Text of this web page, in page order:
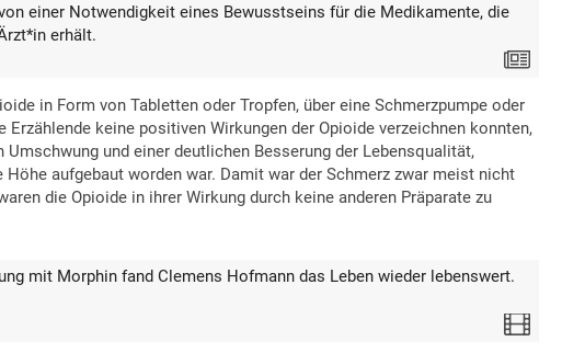
einer Notwendigkeit eines Bewusstseins für die Medikamente, die
erhält.
in Form von Tabletten oder Tropfen, über eine Schmerzpumpe oder
keine positiven Wirkungen der Opioide verzeichnen konnten,
und einer deutlichen Besserung der Lebensqualität,
aufgebaut worden war. Damit war der Schmerz zwar meist nicht
die Opioide in ihrer Wirkung durch keine anderen Präparate zu
mit Morphin fand Clemens Hofmann das Leben wieder lebenswert.